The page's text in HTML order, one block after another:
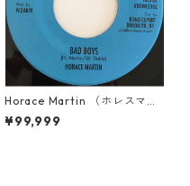
Horace Martin （ホレスマー
ティン） - Bad Boys【7'】
¥99,999